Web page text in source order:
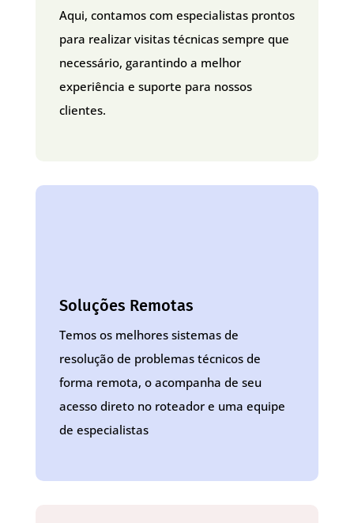
Aqui, contamos com especialistas prontos
para realizar visitas técnicas sempre que
necessário, garantindo a melhor
experiência e suporte para nossos
clientes.
Soluções Remotas
Temos os melhores sistemas de
resolução de problemas técnicos de
forma remota, o acompanha de seu
acesso direto no roteador e uma equipe
de especialistas